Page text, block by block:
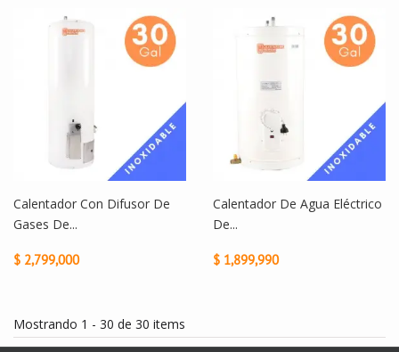
Calentador Con Difusor De
Gases De...
$ 2,799,000
Calentador De Agua Eléctrico
De...
$ 1,899,990
Mostrando 1 - 30 de 30 items